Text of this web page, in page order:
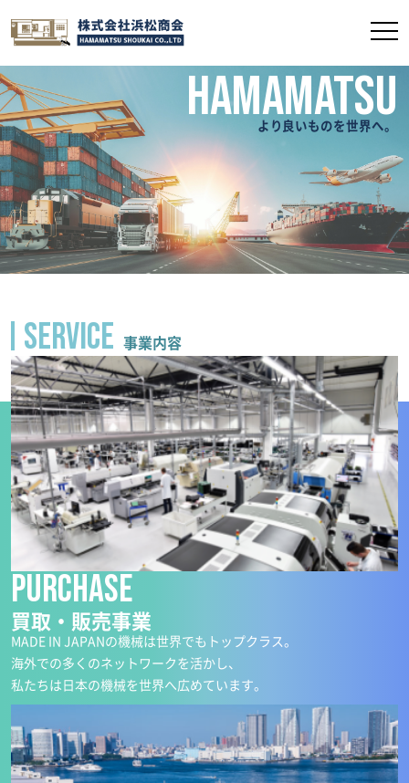
HAMAMATSU
より良いものを世界へ。
SERVICE 事業内容
Purchase
買取・販売事業
MADE IN JAPANの機械は世界でもトップクラス。
海外での多くのネットワークを活かし、
私たちは日本の機械を世界へ広めています。